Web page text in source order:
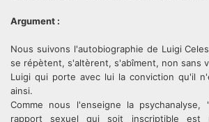
Argument :
Nous suivons l'autobiographie de Luigi
se répètent, s'altèrent, s'abîment, non sans
Luigi qui porte avec lui la conviction qu'il
ainsi.
Comme nous l'enseigne la
rapport sexuel qui soit inscriptible est